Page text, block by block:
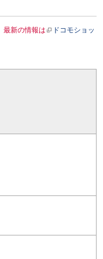
最新の情報は
ドコモショッ